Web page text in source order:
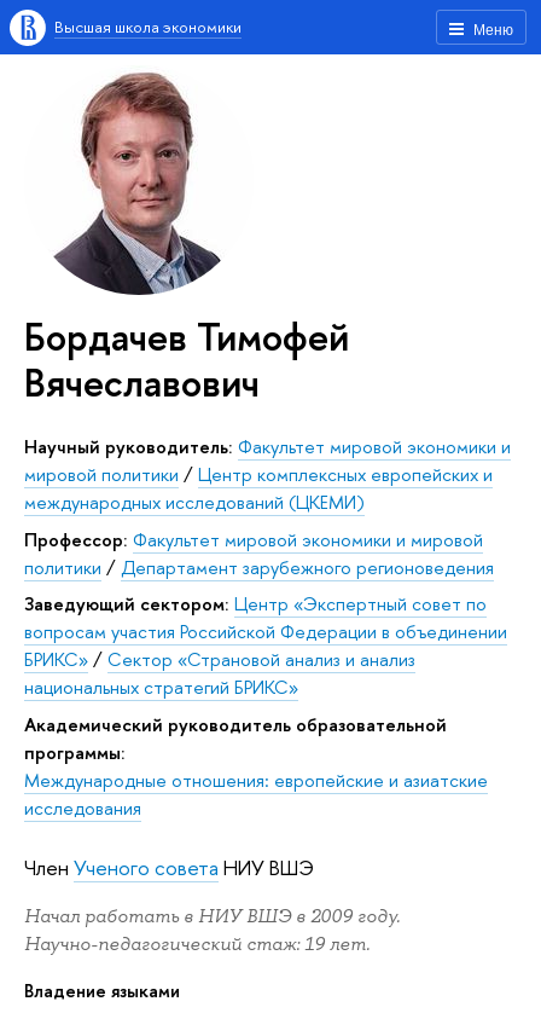
Меню
Высшая школа экономики
Бордачев Тимофей
Вячеславович
Научный руководитель: Факультет мировой экономики и
мировой политики /Центр комплексных европейских и
международных исследований (ЦКЕМИ)
Профессор: Факультет мировой экономики и мировой
политики /Департамент зарубежного регионоведения
Заведующий сектором: Центр «Экспертный совет по
вопросам участия Российской Федерации в объединении
БРИКС»/Сектор «Страновой анализ и анализ
национальных стратегий БРИКС»
Академический руководитель образовательной
программы:
Международные отношения: европейские и азиатские
исследования
Член Ученого совета НИУ ВШЭ
Начал работать в НИУ ВШЭ в 2009 году.
Научно-педагогический стаж: 19 лет.
Владение языками